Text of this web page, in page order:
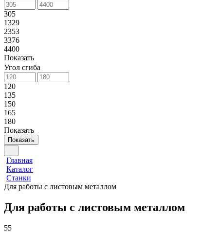
305
1329
2353
3376
4400
Показать
Угол сгиба
120
135
150
165
180
Показать
Показать
Главная
Каталог
Станки
Для работы с листовым металлом
Для работы с листовым металлом
55